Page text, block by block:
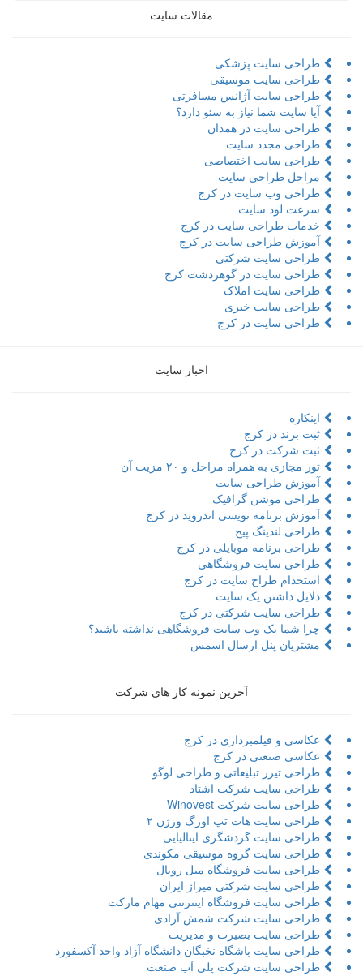
مقالات سایت
طراحی سایت پزشکی
طراحی سایت موسیقی
طراحی سایت آژانس مسافرتی
آیا سایت شما نیاز به سئو دارد؟
طراحی سایت در همدان
طراحی مجدد سایت
طراحی سایت اختصاصی
مراحل طراحی سایت
طراحی وب سایت در کرج
سرعت لود سایت
خدمات طراحی سایت در کرج
آموزش طراحی سایت در کرج
طراحی سایت شرکتی
طراحی سایت در گوهردشت کرج
طراحی سایت املاک
طراحی سایت خبری
طراحی سایت در کرج
اخبار سایت
اینکاره
ثبت برند در کرج
ثبت شرکت در کرج
تور مجازی به همراه مراحل و ۲۰ مزیت آن
آموزش طراحی سایت
طراحی موشن گرافیک
آموزش برنامه نویسی اندروید در کرج
طراحی لندینگ پیج
طراحی برنامه موبایلی در کرج
طراحی سایت فروشگاهی
استخدام طراح سایت در کرج
دلایل داشتن یک سایت
طراحی سایت شرکتی در کرج
چرا شما یک وب سایت فروشگاهی نداشته باشید؟
مشتریان پنل ارسال اسمس
آخرین نمونه کار های شرکت
عکاسی و فیلمبرداری در کرج
عکاسی صنعتی در کرج
طراحی تیزر تبلیعاتی و طراحی لوگو
طراحی سایت شرکت اشتاد
طراحی سایت شرکت Winovest
طراحی سایت هات تپ اورگ ورژن ۲
طراحی سایت گردشگری ایتالیایی
طراحی سایت گروه موسیقی مکوندی
طراحی سایت فروشگاه مبل رویال
طراحی سایت شرکتی میراژ ایران
طراحی سایت فروشگاه اینترنتی مهام مارکت
طراحی سایت شرکت شمش آزادی
طراحی سایت بصیرت و مدیریت
طراحی سایت باشگاه نخبگان دانشگاه آزاد واحد آکسفورد
طراحی سایت شرکت پلی آب صنعت